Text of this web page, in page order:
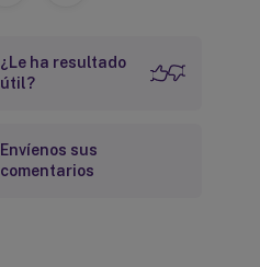
¿Le ha resultado
útil?
Envíenos sus
comentarios